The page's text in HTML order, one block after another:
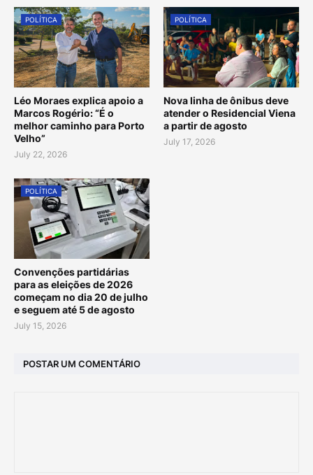
POLÍTICA
Léo Moraes explica apoio a
Marcos Rogério: “É o
melhor caminho para Porto
Velho”
July 22, 2026
POLÍTICA
Nova linha de ônibus deve
atender o Residencial Viena
a partir de agosto
July 17, 2026
POLÍTICA
Convenções partidárias
para as eleições de 2026
começam no dia 20 de julho
e seguem até 5 de agosto
July 15, 2026
POSTAR UM COMENTÁRIO